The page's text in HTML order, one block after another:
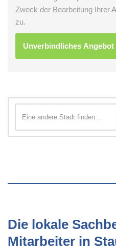
Zweck der Bearbeitung Ihrer
zu.
Die lokale
Mitarbeiter in